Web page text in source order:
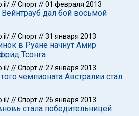
//Спорт//01 февраля 2013
дал бой восьмой
//Спорт//31 января 2013
в Руане начнут Амир
Тсонга
//Спорт//27 января 2013
чемпионата Австралии стал
//Спорт//26 января 2013
стала победительницей